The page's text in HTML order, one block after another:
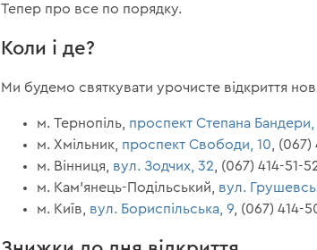
Тепер про все по порядку.
Коли і де?
Ми будемо святкувати урочисте відкриття
м. Тернопіль, проспект Степана Бандери,
м. Хмільник, проспект Свободи, 10 ,
м. Вінниця, вул. Зодчих, 32 , (067) 414-51-
м. Кам'янець-Подільський, вул.
м. Київ, вул. Бориспільська, 9 , (067) 414-